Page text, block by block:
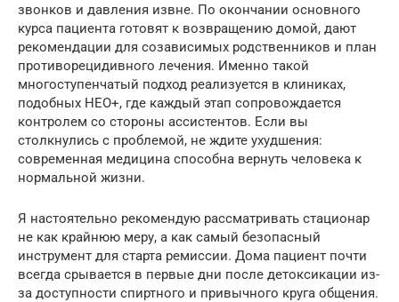
звонков и давления извне. По окончании основного
курса пациента готовят к возвращению домой, дают
рекомендации для созависимых родственников и план
противорецидивного лечения. Именно такой
многоступенчатый подход реализуется в клиниках,
подобных НЕО+, где каждый этап сопровождается
контролем со стороны ассистентов. Если вы
столкнулись с проблемой, не ждите ухудшения:
современная медицина способна вернуть человека к
нормальной жизни.
Я настоятельно рекомендую рассматривать стационар
не как крайнюю меру, а как самый безопасный
инструмент для старта ремиссии. Дома пациент почти
всегда срывается в первые дни после детоксикации из-
за доступности спиртного и привычного круга общения.